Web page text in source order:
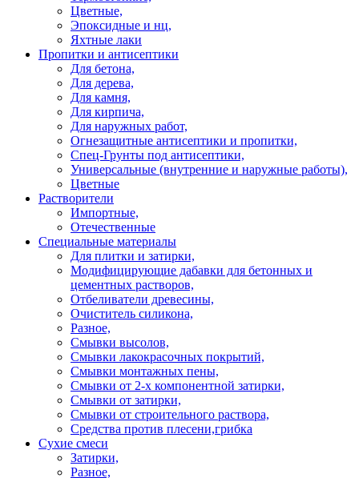
Цветные,
Эпоксидные и нц,
Яхтные лаки
Пропитки и антисептики
Для бетона,
Для дерева,
Для камня,
Для кирпича,
Для наружных работ,
Огнезащитные антисептики и пропитки,
Спец-Грунты под антисептики,
Универсальные (внутренние и наружные работы),
Цветные
Растворители
Импортные,
Отечественные
Специальные материалы
Для плитки и затирки,
Модифицирующие дабавки для бетонных и
цементных растворов,
Отбеливатели древесины,
Очиститель силикона,
Разное,
Смывки высолов,
Смывки лакокрасочных покрытий,
Смывки монтажных пены,
Смывки от 2-х компонентной затирки,
Смывки от затирки,
Смывки от строительного раствора,
Средства против плесени,грибка
Сухие смеси
Затирки,
Разное,